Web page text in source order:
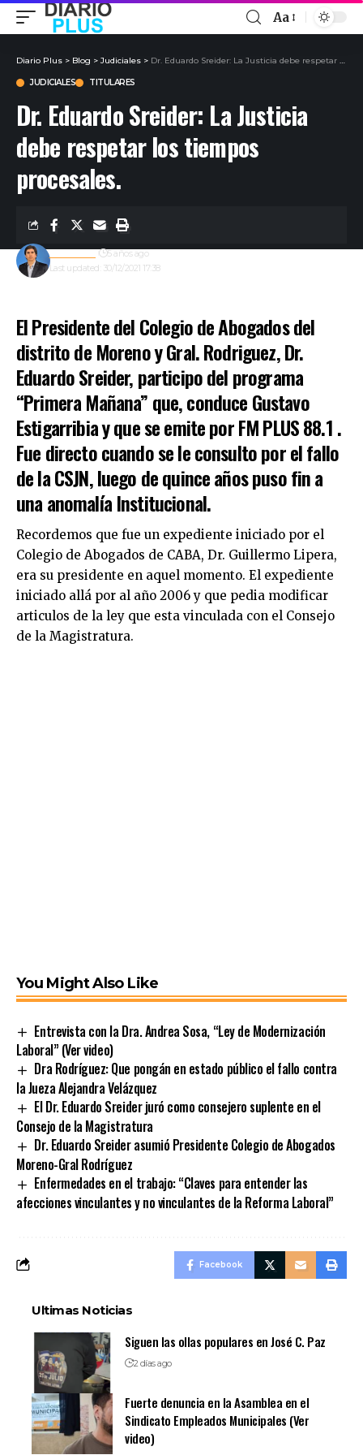
Aa
Diario Plus > Blog > Judiciales > Dr. Eduardo Sreider: La Justicia debe respetar los tiempos procesales.
JUDICIALES TITULARES
Dr. Eduardo Sreider: La Justicia
debe respetar los tiempos
procesales.
Last updated: 30/12/2021 17:38
Redacción 5 años ago
El Presidente del Colegio de Abogados del
distrito de Moreno y Gral. Rodriguez, Dr.
Eduardo Sreider, participo del programa
“Primera Mañana” que, conduce Gustavo
Estigarribia y que se emite por FM PLUS 88.1 .
Fue directo cuando se le consulto por el fallo
de la CSJN, luego de quince años puso fin a
una anomalía Institucional.
Recordemos que fue un expediente iniciado por el
Colegio de Abogados de CABA, Dr. Guillermo Lipera,
era su presidente en aquel momento. El expediente
iniciado allá por al año 2006 y que pedia modificar
articulos de la ley que esta vinculada con el Consejo
de la Magistratura.
You Might Also Like
Entrevista con la Dra. Andrea Sosa, “Ley de Modernización
Laboral” (Ver video)
Dra Rodríguez: Que pongán en estado público el fallo contra
la Jueza Alejandra Velázquez
El Dr. Eduardo Sreider juró como consejero suplente en el
Consejo de la Magistratura
Dr. Eduardo Sreider asumió Presidente Colegio de Abogados
Moreno-Gral Rodríguez
Enfermedades en el trabajo: “Claves para entender las
afecciones vinculantes y no vinculantes de la Reforma Laboral”
Facebook
Ultimas Noticias
Siguen las ollas populares en José C. Paz
2 días ago
Fuerte denuncia en la Asamblea en el
Sindicato Empleados Municipales (Ver
video)